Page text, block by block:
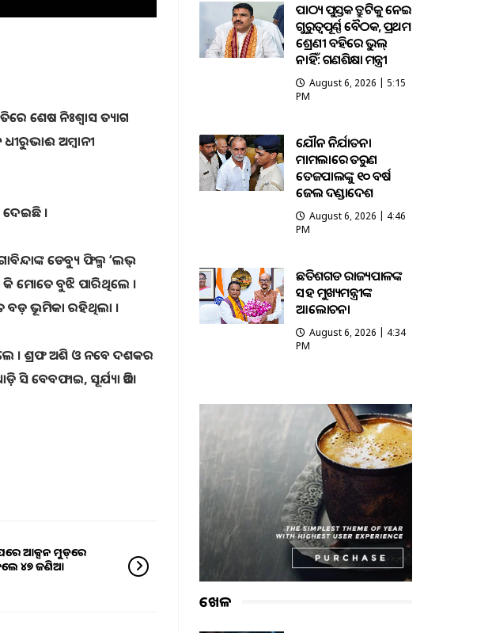
ଶେଷ ନିଃଶ୍ୱାସ ତ୍ୟାଗ
ଅମ୍ବାନୀ
।
ଡେବ୍ୟୁ ଫିଲ୍ମ ‘ଲଭ୍
କି ମୋତେ ବୁଝି ପାରିଥିଲେ ।
ବଡ଼ ଭୂମିକା ରହିଥିଲା ।
। ଶ୍ରଫ ଅଶି ଓ ନବେ ଦଶକର
ସି ବେବଫାଇ, ସୂର୍ଯ୍ୟା ଆଦି
ଆକ୍ସନ ମୁଡ୍‌ରେ
୪୭ ଜଣିଆ
ପାଠ୍ୟ ପୁସ୍ତକ ତ୍ରୁଟିକୁ ନେଇ
ଗୁରୁତ୍ବପୂର୍ଣ୍ଣ ବୈଠକ, ପ୍ରଥମ
ଶ୍ରେଣୀ ବହିରେ ଭୁଲ୍
ନାହିଁ: ଗଣଶିକ୍ଷା ମନ୍ତ୍ରୀ
August 6, 2026 | 5:15
PM
ଯୌନ ନିର୍ଯାତନା
ମାମଲାରେ ତରୁଣ
ତେଜପାଲଙ୍କୁ ୧୦ ବର୍ଷ
ଜେଲ ଦଣ୍ଡାଦେଶ
August 6, 2026 | 4:46
PM
ଛତିଶଗଡ ରାଜ୍ୟପାଳଙ୍କ
ସହ ମୁଖ୍ୟମନ୍ତ୍ରୀଙ୍କ
ଆଲୋଚନା
August 6, 2026 | 4:34
PM
ଖେଳ